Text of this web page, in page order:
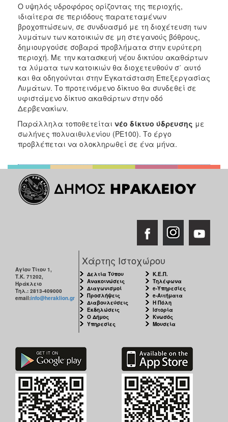
Ο υψηλός υδροφόρος ορίζοντας της περιοχής,
ιδιαίτερα σε περιόδους παρατεταμένων
βροχοπτώσεων, σε συνδυασμό με τη διοχέτευση των
λυμάτων των κατοικιών σε μη στεγανούς βόθρους,
δημιουργούσε σοβαρά προβλήματα στην ευρύτερη
περιοχή. Με την κατασκευή νέου δικτύου ακαθάρτων
τα λύματα των κατοικιών θα διοχετευθούν σ΄ αυτό
και θα οδηγούνται στην Εγκατάσταση Επεξεργασίας
Λυμάτων. Το προτεινόμενο δίκτυο θα συνδεθεί σε
υφιστάμενο δίκτυο ακαθάρτων στην οδό
Δερβενακίων.
Παράλληλα τοποθετείται νέο δίκτυο ύδρευσης με
σωλήνες πολυαιθυλενίου (PE100). Το έργο
προβλέπεται να ολοκληρωθεί σε ένα μήνα.
Αγίου Τίτου 1,
Τ.Κ. 71202,
Ηράκλειο
Τηλ.: 2813-409000
email:info@heraklion.gr
Χάρτης Ιστοχώρου
Δελτία Τύπου
Ανακοινώσεις
Διαγωνισμοί
Προσλήψεις
Διαβουλεύσεις
Εκδηλώσεις
Ο Δήμος
Υπηρεσίες
Κ.Ε.Π.
Τηλέφωνα
e-Υπηρεσίες
e-Αιτήματα
Η Πόλη
Ιστορία
Κνωσός
Μουσεία